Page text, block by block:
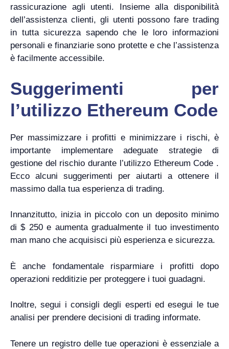
rassicurazione agli utenti. Insieme alla disponibilità
dell’assistenza clienti, gli utenti possono fare trading
in tutta sicurezza sapendo che le loro informazioni
personali e finanziarie sono protette e che l’assistenza
è facilmente accessibile.
Suggerimenti per
l’utilizzo Ethereum Code
Per massimizzare i profitti e minimizzare i rischi, è
importante implementare adeguate strategie di
gestione del rischio durante l’utilizzo Ethereum Code .
Ecco alcuni suggerimenti per aiutarti a ottenere il
massimo dalla tua esperienza di trading.
Innanzitutto, inizia in piccolo con un deposito minimo
di $ 250 e aumenta gradualmente il tuo investimento
man mano che acquisisci più esperienza e sicurezza.
È anche fondamentale risparmiare i profitti dopo
operazioni redditizie per proteggere i tuoi guadagni.
Inoltre, segui i consigli degli esperti ed esegui le tue
analisi per prendere decisioni di trading informate.
Tenere un registro delle tue operazioni è essenziale a